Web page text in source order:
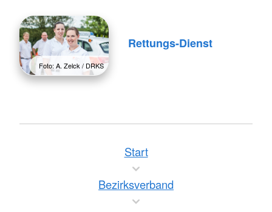
Foto: A. Zelck / DRKS
Rettungs-Dienst
Start
Bezirksverband